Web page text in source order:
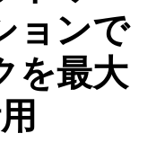
ョンで
を最大